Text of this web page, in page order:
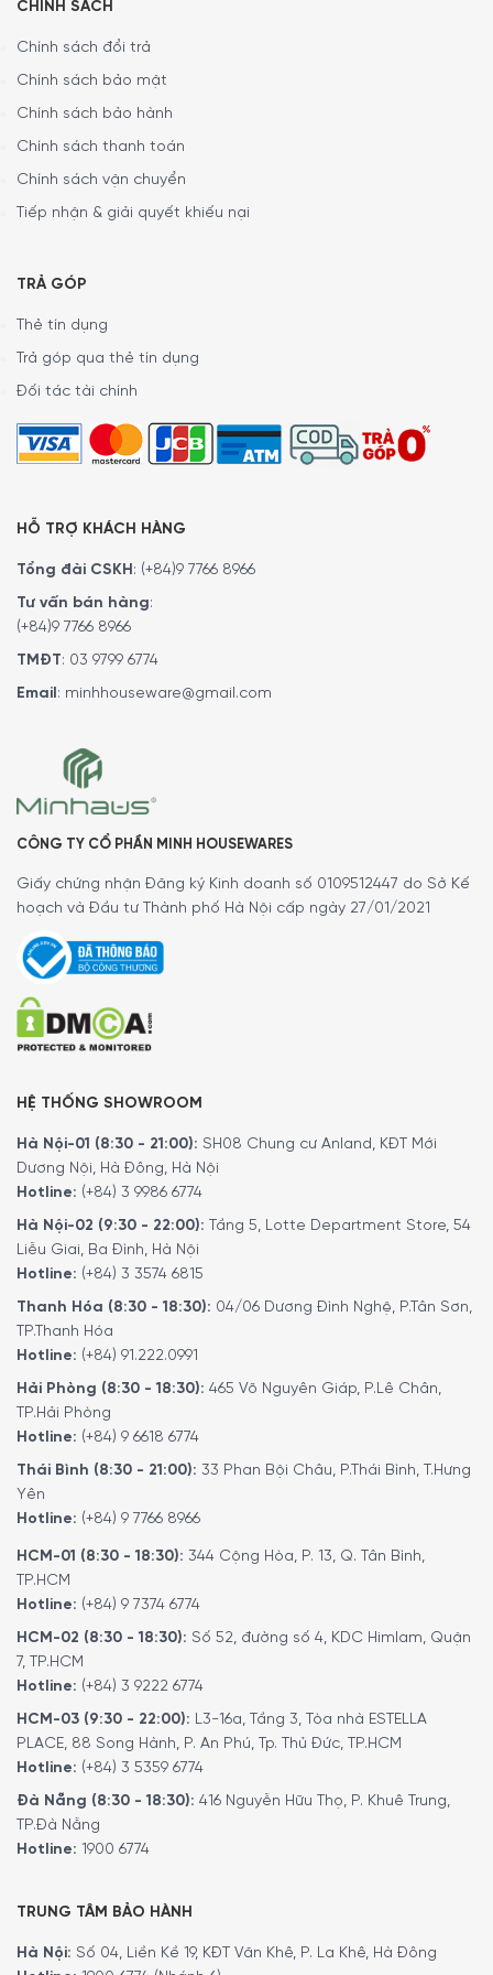
thép không gỉ chống oxy hóa, chống ăn mòn. Ngoài ra,
vỏ ngoài của thiết bị bằng
tính thẩm mỹ và độ bền theo thời gian, hạn chế bám bụi
Bếp nướng gas Rösle 251063 Blazeflame Master 4
hành hiệu quả, nướng chín được nhiều món ngon nhanh
chóng, phục vụ tốt cho nhu cầu của gia đình hoặc bữa
tiệc nhỏ có từ 4 đến 8 người.
4 đầu đốt chính
1 đầu đốt phụ XL-PRIMEZONE: Công suất 5000 W.
suất 4600 W.
1 bếp đa năng
Bếp nướng gas Rösletrang bị
có đèn chiếu sáng 2 màu
bật bếp), đi kèm các ký hiệu đơn giản cho phép người
dùng dễ dàng quan sát và điều chỉnh gas phù hợp với
từng món ăn, nhu cầu khác nhau. Bảng điều khiển có thể
được cấp năng lượng qua bộ chuyển đổi hoặc cổng USB-
C – 12 V (như pin dự phòng) đảm bảo quá trình sử dụng
thiết bị liền mạch, không bị gián đoạn.
Ngoài điều khiển núm vặn, thiết bị còn cómàn hình hiển
thị nhiệt độ khoang nướng và nhiệt độ lõi thực phẩm
ràng để người dùng tùy chỉnh gas linh hoạt, chính xác hơn.
Chế độ nướng
Rösle 251063 Blazeflame Master 4 30 mbar với thiết kế 4
đầu đốt chính, 1 đầu đốt phụ, 1 đầu đốt hồng ngoại ở phía
dạng từ món bít tết, gà, cá cho đến rau củ nướng để mời
bữa tiệc cùng nhau thưởng thức các món ăn ngon.
CHÍNH SÁCH
Chính sách đổi trả
Chính sách bảo mật
Chính sách bảo hành
Chính sách thanh toán
Chính sách vận chuyển
Tiếp nhận & giải quyết khiếu nại
TRẢ GÓP
Thẻ tín dụng
Trả góp qua thẻ tín dụng
Đối tác tài chính
HỖ TRỢ KHÁCH HÀNG
Tổng đài CSKH: (+84)9 7766 8966
Tư vấn bán hàng:
(+84)9 7766 8966
TMĐT: 03 9799 6774
Email: minhhouseware@gmail.com
CÔNG TY CỔ PHẦN MINH HOUSEWARES
Giấy chứng nhận Đăng ký Kinh doanh số 0109512447 do Sở Kế
hoạch và Đầu tư Thành phố Hà Nội cấp ngày 27/01/2021
HỆ THỐNG SHOWROOM
Hà Nội-01 (8:30 - 21:00): SH08 Chung cư Anland, KĐT Mới
Dương Nội, Hà Đông, Hà Nội
Hotline: (+84) 3 9986 6774
Hà Nội-02 (9:30 - 22:00): Tầng 5, Lotte Department Store, 54
Liễu Giai, Ba Đình, Hà Nội
Hotline: (+84) 3 3574 6815
Thanh Hóa (8:30 - 18:30): 04/06 Dương Đình Nghệ, P.Tân Sơn,
TP.Thanh Hóa
Hotline: (+84) 91.222.0991
Hải Phòng (8:30 - 18:30): 465 Võ Nguyên Giáp, P.Lê Chân,
TP.Hải Phòng
Hotline: (+84) 9 6618 6774
Thái Bình (8:30 - 21:00): 33 Phan Bội Châu, P.Thái Bình, T.Hưng
Yên
Hotline: (+84) 9 7766 8966
HCM-01 (8:30 - 18:30): 344 Cộng Hòa, P. 13, Q. Tân Bình,
TP.HCM
Hotline: (+84) 9 7374 6774
HCM-02 (8:30 - 18:30): Số 52, đường số 4, KDC Himlam, Quận
7, TP.HCM
Hotline: (+84) 3 9222 6774
HCM-03 (9:30 - 22:00): L3-16a, Tầng 3, Tòa nhà ESTELLA
PLACE, 88 Song Hành, P. An Phú, Tp. Thủ Đức, TP.HCM
Hotline: (+84) 3 5359 6774
Đà Nẵng (8:30 - 18:30): 416 Nguyễn Hữu Thọ, P. Khuê Trung,
TP.Đà Nẵng
Hotline: 1900 6774
TRUNG TÂM BẢO HÀNH
Hà Nội: Số 04, Liền Kề 19, KĐT Văn Khê, P. La Khê, Hà Đông